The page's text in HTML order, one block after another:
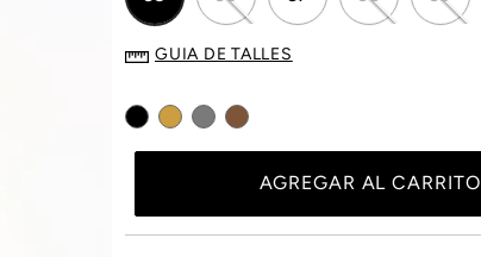
GUIA DE TALLES
AGREGAR AL CARRITO